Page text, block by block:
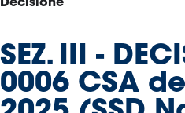
Paralimpico
Serie
A
Women
Decisione
SEZ. III -
0006 CSA